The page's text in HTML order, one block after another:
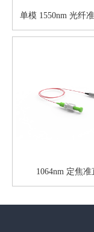
单模 1550nm 光纤
1064nm 定焦准